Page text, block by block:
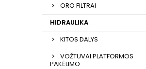
ORO FILTRAI
HIDRAULIKA
KITOS DALYS
VOŽTUVAI PLATFORMOS
PAKĖLIMO